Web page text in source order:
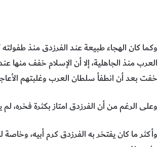
وكما كان الهجاء طبيعة عند الفرزدق منذ
العرب منذ الجاهلية، إلا أن الإسلام خفف منها
خفت بعد أن انطفأ سلطان العرب وغلبتهم
وعلى الرغم من أن الفرزدق امتاز بكثرة فخره،
وأكثر ما كان يفتخر به الفرزدق كرم أبيه،